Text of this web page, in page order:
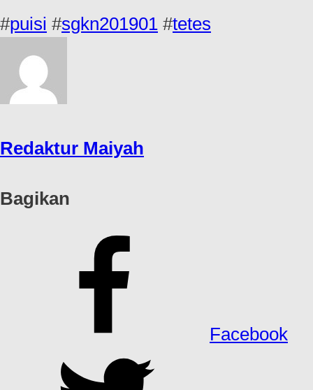
#puisi #sgkn201901 #tetes
Redaktur Maiyah
Bagikan
Facebook